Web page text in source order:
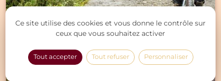
Ce site utilise des cookies et vous donne le contrôle sur
ceux que vous souhaitez activer
Tout accepter Tout refuser Personnaliser